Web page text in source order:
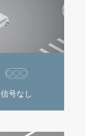
信号なし